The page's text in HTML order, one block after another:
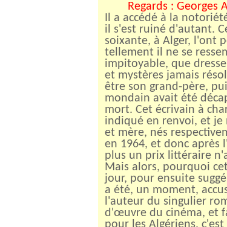
Regards :
Il a accédé à la
il s'est ruiné d'autant.
soixante, à Alger, l'ont
tellement il ne se
impitoyable, que
et mystères jamais
être son grand-père,
mondain avait été
mort. Cet écrivain à
indiqué en renvoi, et je
et mère, nés
en 1964, et donc après
plus un prix littéraire
Mais alors, pourquoi
jour, pour ensuite
a été, un moment,
l'auteur du singulier
d'œuvre du cinéma, et
pour les Algériens,